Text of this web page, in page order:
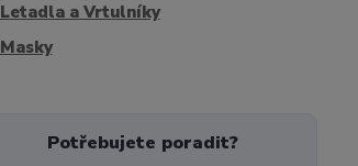
Letadla a Vrtulníky
Masky
Potřebujete poradit?